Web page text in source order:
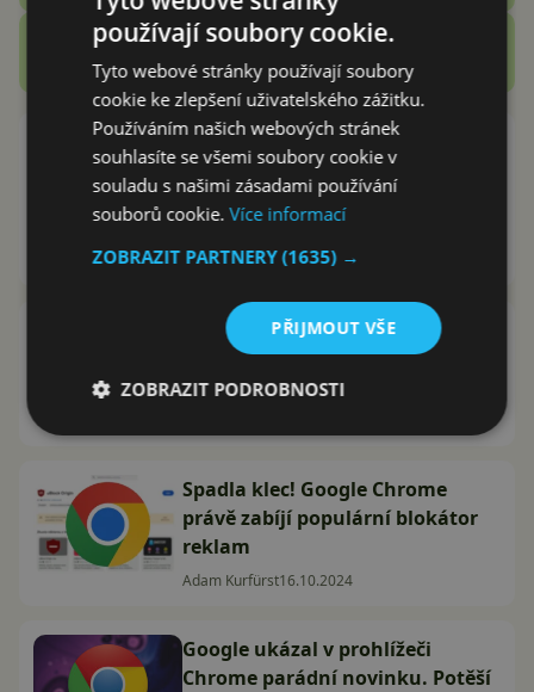
Zobrazit další
Recenze
Arc Search je zdarma na Android!
Prohlížeč budoucnosti láká na
krásné prostředí, blokátor
reklam i českou AI
Jakub Kárník15.11.2024
Google chystá revoluční AI. Bude
za vás brouzdat internetem, nyní
ji omylem potvrdil
Spadla klec! Google Chrome
právě zabíjí populární blokátor
reklam
Adam Kurfürst16.10.2024
Google ukázal v prohlížeči
Chrome parádní novinku. Potěší
používají soubory cookie.
Tyto webové stránky používají soubory
cookie ke zlepšení uživatelského zážitku.
Používáním našich webových stránek
souhlasíte se všemi soubory cookie v
souladu s našimi zásadami používání
souborů cookie.Více informací
ZOBRAZIT PARTNERY(1635) →
PŘIJMOUT VŠE
ZOBRAZIT PODROBNOSTI